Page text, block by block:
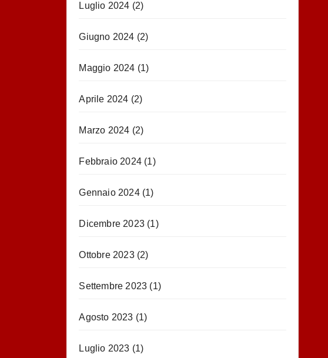
Luglio 2024 (2)
Giugno 2024 (2)
Maggio 2024 (1)
Aprile 2024 (2)
Marzo 2024 (2)
Febbraio 2024(1)
Gennaio 2024(1)
Dicembre 2023(1)
Ottobre 2023(2)
Settembre 2023 (1)
Agosto 2023 (1)
Luglio 2023 (1)